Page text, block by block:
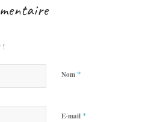
!
Nom *
E-mail *